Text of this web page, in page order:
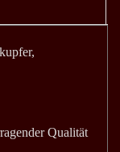
Qualität